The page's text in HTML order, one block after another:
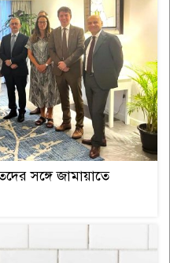
সঙ্গে জামায়াতে